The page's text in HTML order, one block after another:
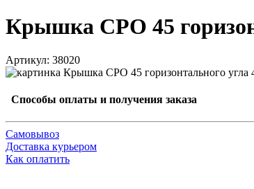
Крышка CPO 45
Артикул: 38020
Способы оплаты и получения заказа
Самовывоз
Доставка курьером
Как оплатить